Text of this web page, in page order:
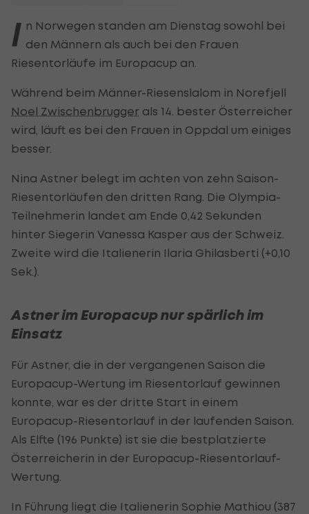
I n Norwegen standen am Dienstag sowohl bei
den Männern als auch bei den Frauen
Riesentorläufe im Europacup an.
Während beim Männer-Riesenslalom in Norefjell
Noel Zwischenbrugger als 14. bester Österreicher
wird, läuft es bei den Frauen in Oppdal um einiges
besser.
Nina Astner belegt im achten von zehn Saison-
Riesentorläufen den dritten Rang. Die Olympia-
Teilnehmerin landet am Ende 0,42 Sekunden
hinter Siegerin Vanessa Kasper aus der Schweiz.
Zweite wird die Italienerin Ilaria Ghilasberti (+0,10
Sek.).
Astner im Europacup nur spärlich im
Einsatz
Für Astner, die in der vergangenen Saison die
Europacup-Wertung im Riesentorlauf gewinnen
konnte, war es der dritte Start in einem
Europacup-Riesentorlauf in der laufenden Saison.
Als Elfte (196 Punkte) ist sie die bestplatzierte
Österreicherin in der Europacup-Riesentorlauf-
Wertung.
In Führung liegt die Italienerin Sophie Mathiou (387